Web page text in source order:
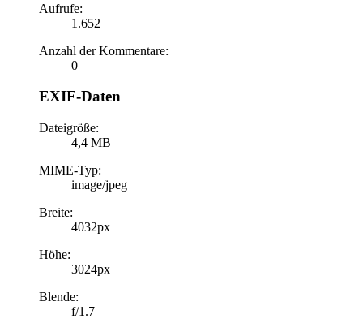
Aufrufe:
1.652
Anzahl der Kommentare:
0
EXIF-Daten
Dateigröße:
4,4 MB
MIME-Typ:
image/jpeg
Breite:
4032px
Höhe:
3024px
Blende:
f/1.7